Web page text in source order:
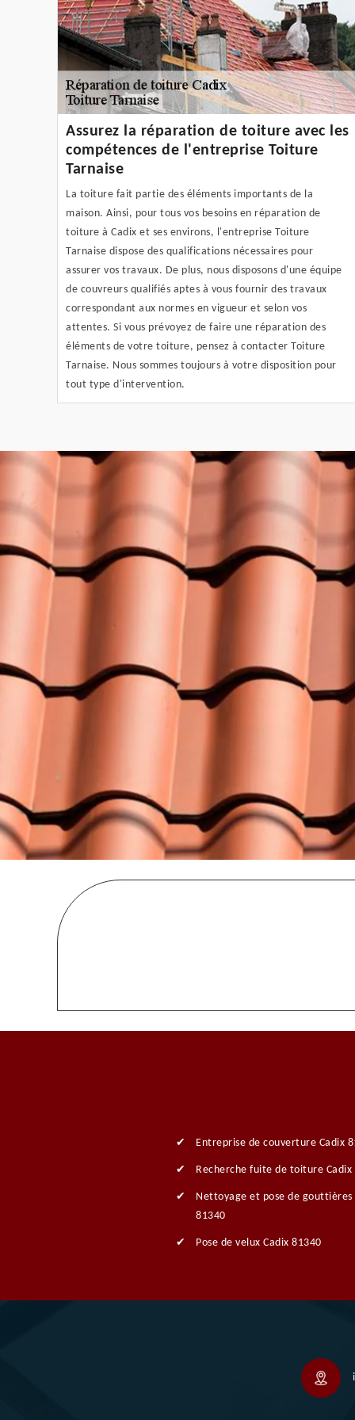
Assurez la réparation de toiture avec les
compétences de l'entreprise Toiture
Tarnaise
La toiture fait partie des éléments importants de la
maison. Ainsi, pour tous vos besoins en réparation de
toiture à Cadix et ses environs, l'entreprise Toiture
Tarnaise dispose des qualifications nécessaires pour
assurer vos travaux. De plus, nous disposons d'une équipe
de couvreurs qualifiés aptes à vous fournir des travaux
correspondant aux normes en vigueur et selon vos
attentes. Si vous prévoyez de faire une réparation des
éléments de votre toiture, pensez à contacter Toiture
Tarnaise. Nous sommes toujours à votre disposition pour
tout type d'intervention.
Entreprise de couverture Cadix
Recherche fuite de toiture Cadix
Nettoyage et pose de gouttières
81340
Pose de velux Cadix 81340